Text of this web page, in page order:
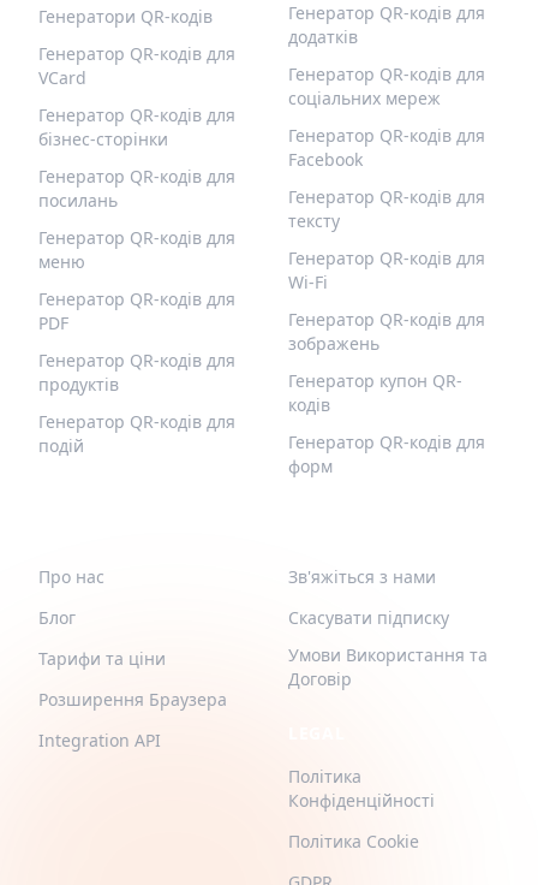
Генератори QR-кодів
Генератор QR-кодів для
VCard
Генератор QR-кодів для
бізнес-сторінки
Генератор QR-кодів для
посилань
Генератор QR-кодів для
меню
Генератор QR-кодів для
PDF
Генератор QR-кодів для
продуктів
Генератор QR-кодів для
подій
Генератор QR-кодів для
додатків
Генератор QR-кодів для
соціальних мереж
Генератор QR-кодів для
Facebook
Генератор QR-кодів для
тексту
Генератор QR-кодів для
Wi-Fi
Генератор QR-кодів для
зображень
Генератор купон QR-
кодів
Генератор QR-кодів для
форм
Про нас
Блог
Тарифи та ціни
Розширення Браузера
Integration API
Зв'яжіться з нами
Скасувати підписку
Умови Використання та
Договір
Політика
Конфіденційності
Політика Cookie